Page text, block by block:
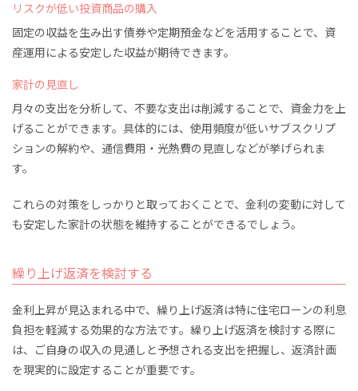
リスクが低い投資商品の購入
固定の収益を生み出す債券や定期預金などを活用することで、資
産運用による安定した収益が期待できます。
家計の見直し
月々の支出を分析して、不要な支出は削減することで、資金力を上
げることができます。具体的には、使用頻度が低いサブスクリプ
ションの解約や、通信費用・光熱費の見直しなどが挙げられま
す。
これらの対策をしっかりと取っておくことで、金利の変動に対して
も安定した家計の状態を維持することができるでしょう。
繰り上げ返済を検討する
金利上昇が見込まれる中で、繰り上げ返済は特に住宅ローンの利息
負担を軽減する効果的な方法です。繰り上げ返済を検討する際に
は、ご自身の収入の見通しと予想される支出を把握し、返済計画
を現実的に設定することが重要です。